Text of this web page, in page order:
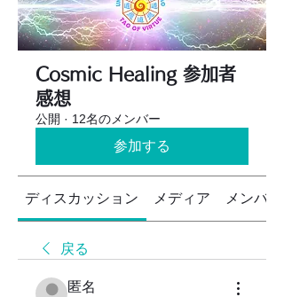
Cosmic Healing 参加者
感想
公開 · 12名のメンバー
参加する
ディスカッション メディア メンバー
戻る
匿名